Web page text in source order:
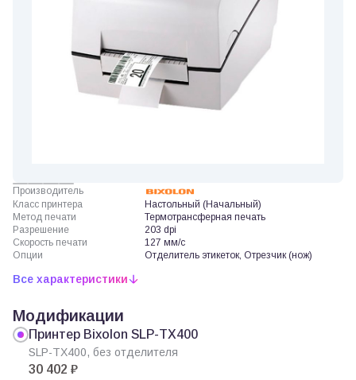
Производитель
Класс принтера
Настольный (Начальный)
Метод печати
Термотрансферная печать
Разрешение
203 dpi
Скорость печати
127 мм/с
Опции
Отделитель этикеток, Отрезчик (нож)
Все характеристики
Модификации
Принтер Bixolon SLP-TX400
SLP-TX400, без отделителя
30 402 ₽